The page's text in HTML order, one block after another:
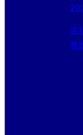
第
奪